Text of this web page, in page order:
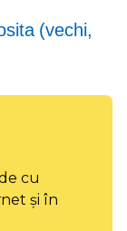
(vechi,
cu
și în